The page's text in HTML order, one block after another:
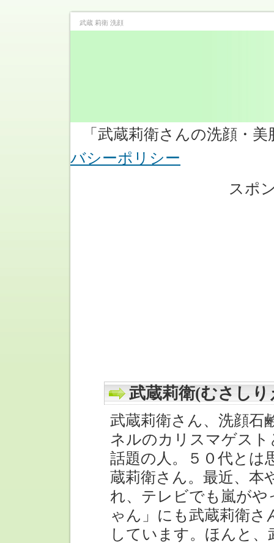
武蔵 莉衛 洗顔
「武蔵莉衛さんの洗顔
バシーポリシー
スポ
武蔵莉衛(むさしり
武蔵莉衛さん、洗顔石
ネルのカリスマゲス
話題の人。５０代とは
蔵莉衛さん。最近、本
れ、テレビでも嵐が
ゃん」にも武蔵莉衛さ
しています。ほんと